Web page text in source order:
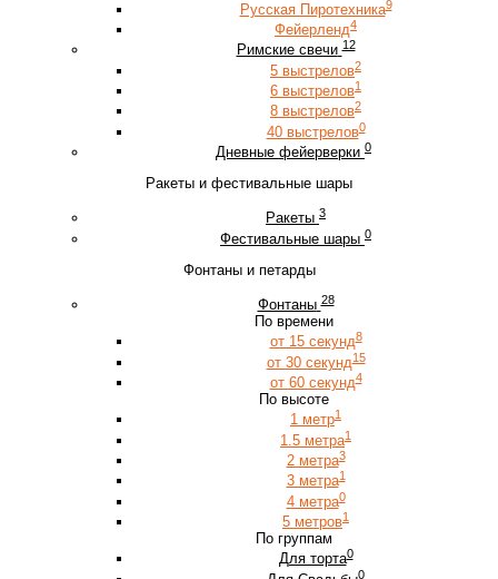
Русская Пиротехника9
Фейерленд4
Римские свечи 12
5 выстрелов2
6 выстрелов1
8 выстрелов2
40 выстрелов0
Дневные фейерверки 0
Ракеты и фестивальные шары
Ракеты 3
Фестивальные шары 0
Фонтаны и петарды
Фонтаны 28
По времени
от 15 секунд8
от 30 секунд15
от 60 секунд4
По высоте
1 метр1
1.5 метра1
2 метра3
3 метра1
4 метра0
5 метров1
По группам
Для торта0
0